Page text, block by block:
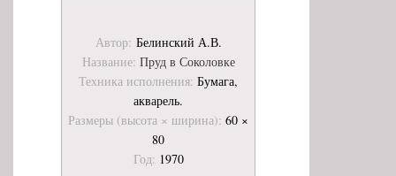
Автор: Белинский А.В.
Название: Пруд в Соколовке
Техника исполнения: Бумага,
акварель.
Размеры (высота × ширина): 60 ×
80
Год: 1970